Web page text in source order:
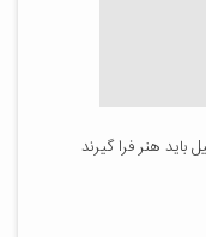
هنر فرا گیرند